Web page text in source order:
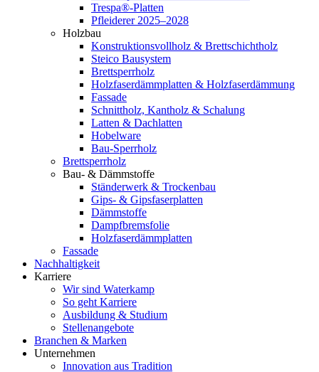
Trespa®-Platten
Pfleiderer 2025–2028
Holzbau
Konstruktionsvollholz & Brettschichtholz
Steico Bausystem
Brettsperrholz
Holzfaserdämmplatten & Holzfaserdämmung
Fassade
Schnittholz, Kantholz & Schalung
Latten & Dachlatten
Hobelware
Bau-Sperrholz
Brettsperrholz
Bau- & Dämmstoffe
Ständerwerk & Trockenbau
Gips- & Gipsfaserplatten
Dämmstoffe
Dampfbremsfolie
Holzfaserdämmplatten
Fassade
Nachhaltigkeit
Karriere
Wir sind Waterkamp
So geht Karriere
Ausbildung & Studium
Stellenangebote
Branchen & Marken
Unternehmen
Innovation aus Tradition